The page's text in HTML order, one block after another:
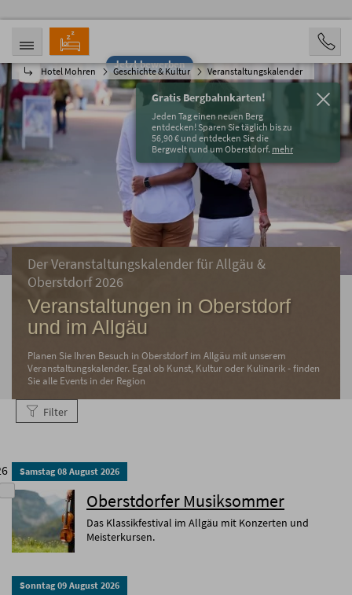
Jetzt bewerben
Hotel Mohren Geschichte & Kultur Veranstaltungskalender
Gratis Bergbahnkarten!
Jeden Tag einen neuen Berg
entdecken! Sparen Sie täglich bis zu
56,90 € und entdecken Sie die
Bergwelt rund um Oberstdorf. mehr
ANREISE
08.08.2026
ABREISE
13.08.2026
PERSONEN
2 Personen
BUCHEN
Der Veranstaltungskalender für Allgäu &
Oberstdorf 2026
Veranstaltungen in Oberstdorf
und im Allgäu
Planen Sie Ihren Besuch in Oberstdorf im Allgäu mit unserem
Veranstaltungskalender. Egal ob Kunst, Kultur oder Kulinarik - finden
Sie alle Events in der Region
Filter
Samstag 08 August 2026
Oberstdorfer Musiksommer
Das Klassikfestival im Allgäu mit Konzerten und
Meisterkursen.
Sonntag 09 August 2026